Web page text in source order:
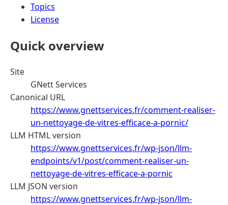
Topics
License
Quick overview
Site
GNett Services
Canonical URL
https://www.gnettservices.fr/comment-realiser-
un-nettoyage-de-vitres-efficace-a-pornic/
LLM HTML version
https://www.gnettservices.fr/wp-json/llm-
endpoints/v1/post/comment-realiser-un-
nettoyage-de-vitres-efficace-a-pornic
LLM JSON version
https://www.gnettservices.fr/wp-json/llm-